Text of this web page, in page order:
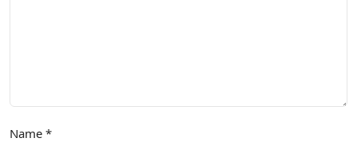
Name *